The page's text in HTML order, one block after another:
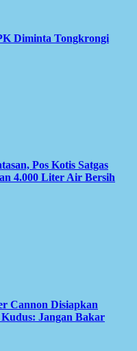
Diminta Tongkrongi
Pos Kotis Satgas
4.000 Liter Air Bersih
Cannon Disiapkan
Jangan Bakar